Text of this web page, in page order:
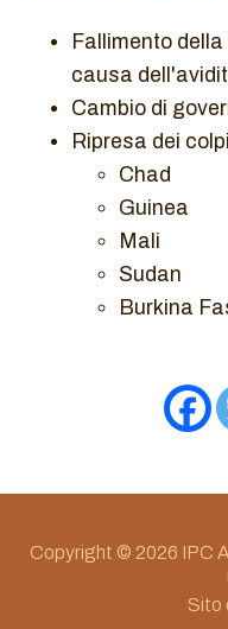
Fallimento
causa
Cambio di
Ripresa dei
Chad
Guinea
Mali
Sudan
Burkina
Copyright © 2026 IPC
Sito